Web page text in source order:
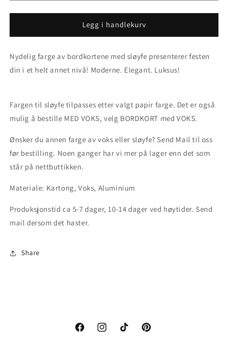
Legg i handlekurv
Nydelig farge av bordkortene med sløyfe presenterer festen
din i et helt annet nivå! Moderne. Elegant. Luksus!
Fargen til sløyfe tilpasses etter valgt papir farge. Det er også
mulig å bestille MED VOKS, velg BORDKORT med VOKS.
Ønsker du annen farge av voks eller sløyfe? Send Mail til oss
før bestilling. Noen ganger har vi mer på lager enn det som
står på nettbuttikken.
Materiale: Kartong, Voks, Aluminium
Produksjonstid ca 5-7 dager, 10-14 dager ved høytider. Send
mail dersom det haster.
Share
FacebookInstagramTikTok Pinterest